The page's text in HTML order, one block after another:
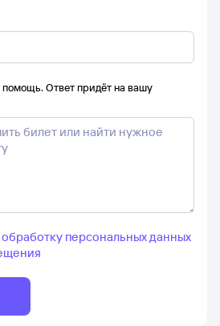
Ответ придёт на вашу
обработку персональных данных